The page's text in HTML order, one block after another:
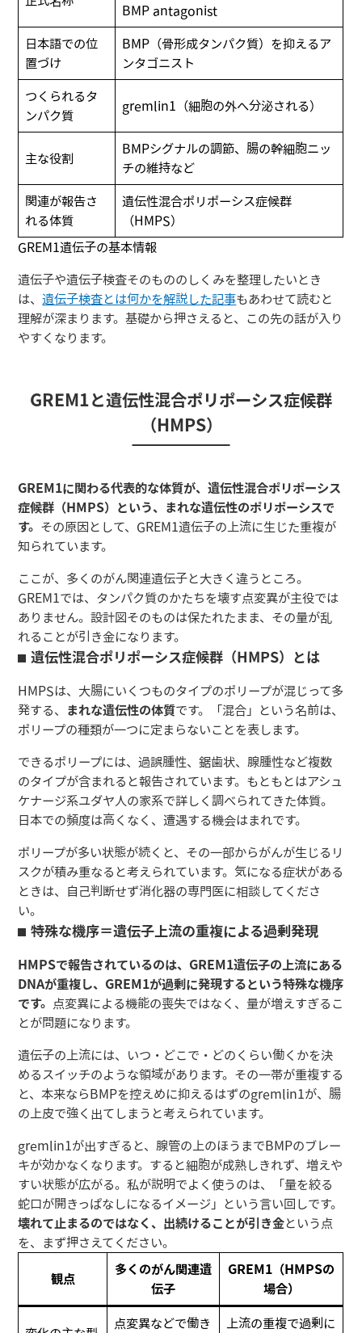
BMP antagonist
日本語での位
置づけ
BMP（骨形成タンパク質）を抑えるア
ンタゴニスト
つくられるタ
ンパク質
gremlin1（細胞の外へ分泌される）
主な役割
BMPシグナルの調節、腸の幹細胞ニッ
チの維持など
関連が報告さ
れる体質
遺伝性混合ポリポーシス症候群
（HMPS）
GREM1遺伝子の基本情報
遺伝子や遺伝子検査そのもののしくみを整理したいとき
は、遺伝子検査とは何かを解説した記事もあわせて読むと
理解が深まります。基礎から押さえると、この先の話が入り
やすくなります。
GREM1と遺伝性混合ポリポーシス症候群
（HMPS）
GREM1に関わる代表的な体質が、遺伝性混合ポリポーシス
症候群（HMPS）という、まれな遺伝性のポリポーシスで
す。 その原因として、GREM1遺伝子の上流に生じた重複が
知られています。
ここが、多くのがん関連遺伝子と大きく違うところ。
GREM1では、タンパク質のかたちを壊す点変異が主役では
ありません。設計図そのものは保たれたまま、その量が乱
れることが引き金になります。
遺伝性混合ポリポーシス症候群（HMPS）とは
HMPSは、大腸にいくつものタイプのポリープが混じって多
発する、 まれな遺伝性の体質です。「混合」という名前は、
ポリープの種類が一つに定まらないことを表します。
できるポリープには、過誤腫性、鋸歯状、腺腫性など複数
のタイプが含まれると報告されています。もともとはアシュ
ケナージ系ユダヤ人の家系で詳しく調べられてきた体質。
日本での頻度は高くなく、遭遇する機会はまれです。
ポリープが多い状態が続くと、その一部からがんが生じるリ
スクが積み重なると考えられています。気になる症状がある
ときは、自己判断せず消化器の専門医に相談してくださ
い。
特殊な機序＝遺伝子上流の重複による過剰発現
HMPSで報告されているのは、GREM1遺伝子の上流にある
DNAが重複し、GREM1が過剰に発現するという特殊な機序
です。 点変異による機能の喪失ではなく、量が増えすぎるこ
とが問題になります。
遺伝子の上流には、いつ・どこで・どのくらい働くかを決
めるスイッチのような領域があります。その一帯が重複する
と、本来ならBMPを控えめに抑えるはずのgremlin1が、腸
の上皮で強く出てしまうと考えられています。
gremlin1が出すぎると、腺管の上のほうまでBMPのブレー
キが効かなくなります。すると細胞が成熟しきれず、増えや
すい状態が広がる。私が説明でよく使うのは、「量を絞る
蛇口が開きっぱなしになるイメージ」という言い回しです。
壊れて止まるのではなく、出続けることが引き金という点
を、まず押さえてください。
観点
多くのがん関連遺
伝子
GREM1（HMPSの
場合）
点変異などで働き
上流の重複で過剰に